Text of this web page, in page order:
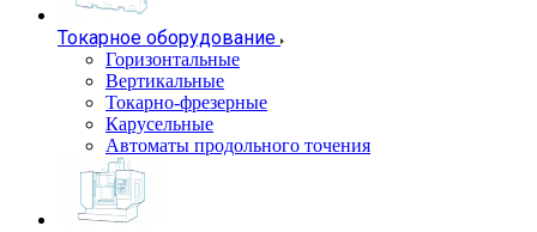
Токарное оборудование
Горизонтальные
Вертикальные
Токарно-фрезерные
Карусельные
Автоматы продольного точения